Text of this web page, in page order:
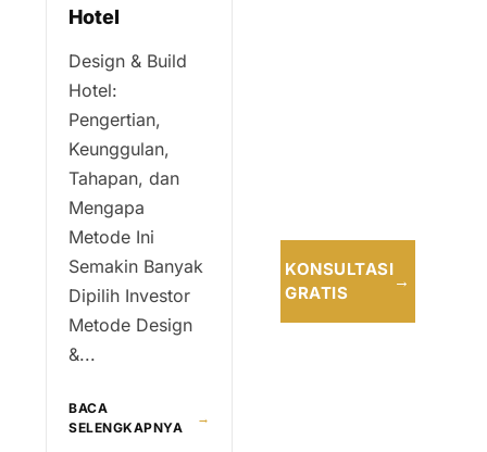
Hotel
Design & Build
Hotel:
Pengertian,
Keunggulan,
Tahapan, dan
Mengapa
Metode Ini
Semakin Banyak
Dipilih Investor
Metode Design
&...
BACA
SELENGKAPNYA
→
KONSULTASI
GRATIS
→